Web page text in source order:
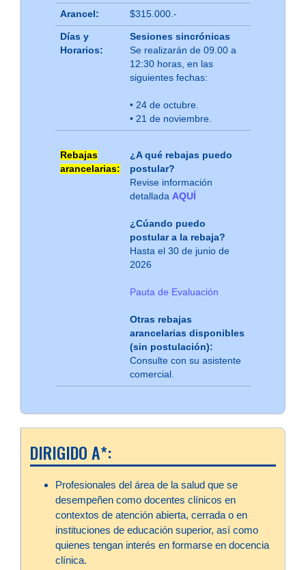
Arancel: $315.000.-
Días y
Horarios:
Sesiones sincrónicas
Se realizarán de 09.00 a
12:30 horas, en las
siguientes fechas:
• 24 de octubre.
• 21 de noviembre.
Rebajas
arancelarias:
¿A qué rebajas puedo
postular?
Revise información
detallada AQUÍ
¿Cúando puedo
postular a la rebaja?
Hasta el 30 de junio de
2026
Pauta de Evaluación
Otras rebajas
arancelarias disponibles
(sin postulación):
Consulte con su asistente
comercial.
DIRIGIDO A*:
Profesionales del área de la salud que se
desempeñen como docentes clínicos en
contextos de atención abierta, cerrada o en
instituciones de educación superior, así como
quienes tengan interés en formarse en docencia
clínica.